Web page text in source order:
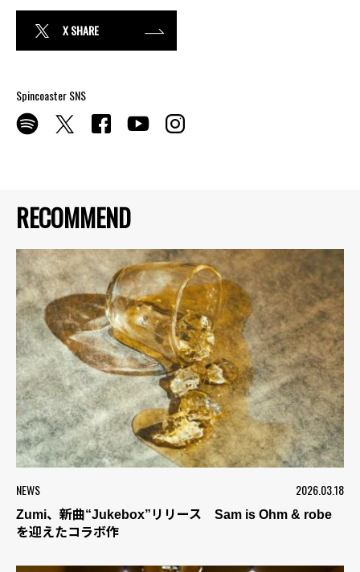
RECOMMEND
NEWS 2026.03.18
Zumi、新曲“Jukebox”リリース Sam is Ohm & robe
を迎えたコラボ作
X SHARE
Spincoaster SNS